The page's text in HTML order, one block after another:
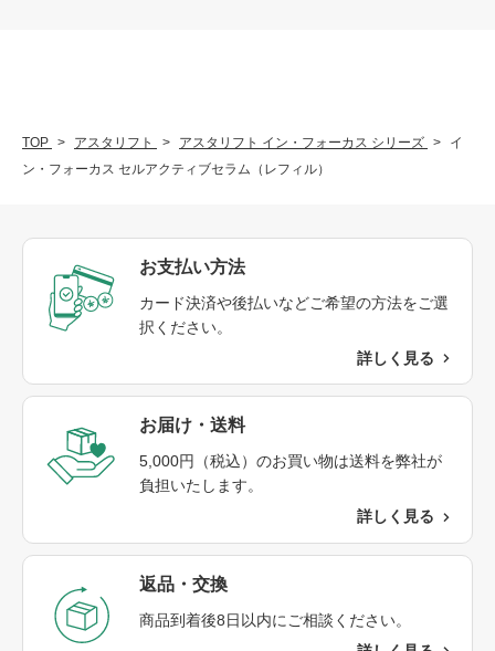
TOP アスタリフト アスタリフト イン・フォーカス シリーズ
イ
ン・フォーカス セルアクティブセラム（レフィル）
お支払い方法
カード決済や後払いなどご希望の方法をご選
択ください。
詳しく見る
お届け・送料​
5,000円（税込）のお買い物は送料を弊社が
負担いたします。
詳しく見る
返品・交換​
商品到着後8日以内にご相談ください。​